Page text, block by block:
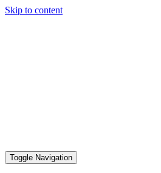
Skip to content
Toggle Navigation